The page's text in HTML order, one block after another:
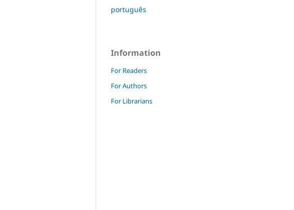
português
Information
For Readers
For Authors
For Librarians